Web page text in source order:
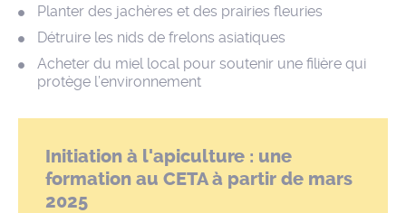
Planter des jachères et des prairies fleuries
Détruire les nids de frelons asiatiques
Acheter du miel local pour soutenir une filière qui
protège l’environnement
Initiation à l'apiculture : une
formation au CETA à partir de mars
2025